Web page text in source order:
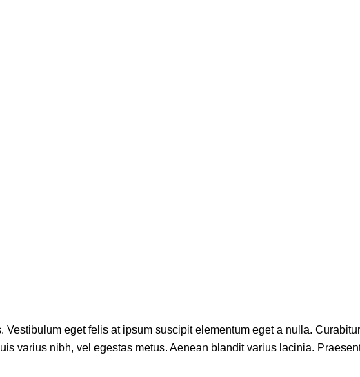
eget felis at ipsum suscipit elementum eget a nulla.
varius nibh, vel egestas metus. Aenean blandit varius lacinia.